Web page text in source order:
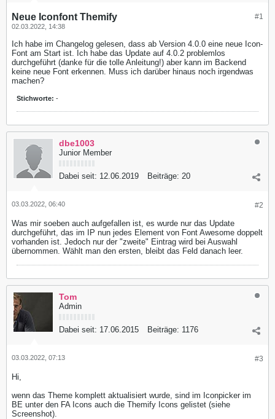
#1
Neue Iconfont Themify
02.03.2022, 14:38
Ich habe im Changelog gelesen, dass ab Version 4.0.0 eine neue Icon-
Font am Start ist. Ich habe das Update auf 4.0.2 problemlos
durchgeführt (danke für die tolle Anleitung!) aber kann im Backend
keine neue Font erkennen. Muss ich darüber hinaus noch irgendwas
machen?
Stichworte: -
dbe1003
Junior Member
Dabei seit: 12.06.2019 Beiträge: 20
#2
03.03.2022, 06:40
Was mir soeben auch aufgefallen ist, es wurde nur das Update
durchgeführt, das im IP nun jedes Element von Font Awesome doppelt
vorhanden ist. Jedoch nur der "zweite" Eintrag wird bei Auswahl
übernommen. Wählt man den ersten, bleibt das Feld danach leer.
Tom
Admin
Dabei seit: 17.06.2015 Beiträge: 1176
#3
03.03.2022, 07:13
Hi,
wenn das Theme komplett aktualisiert wurde, sind im Iconpicker im
BE unter den FA Icons auch die Themify Icons gelistet (siehe
Screenshot).